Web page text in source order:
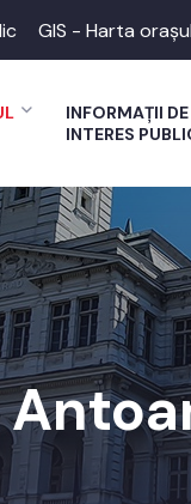
GIS - Harta
INFORMAȚII DE
INTERES